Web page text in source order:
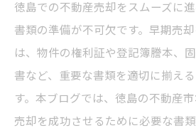
徳島での不動産売却をスムーズに
書類の準備が不可欠です。早期売
は、物件の権利証や登記簿謄本、
書など、重要な書類を適切に揃え
す。本ブログでは、徳島の不動産市
売却を成功させるために必要な書